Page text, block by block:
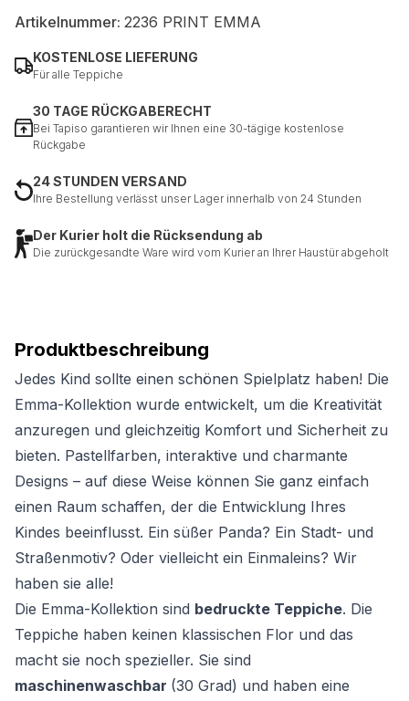
Produktbeschreibung
Jedes Kind sollte einen schönen Spielplatz haben! Die
Emma-Kollektion wurde entwickelt, um die Kreativität
anzuregen und gleichzeitig Komfort und Sicherheit zu
bieten. Pastellfarben, interaktive und charmante
Designs – auf diese Weise können Sie ganz einfach
einen Raum schaffen, der die Entwicklung Ihres
Kindes beeinflusst. Ein süßer Panda? Ein Stadt- und
Straßenmotiv? Oder vielleicht ein Einmaleins? Wir
haben sie alle!
Die Emma-Kollektion sind bedruckte Teppiche. Die
Teppiche haben keinen klassischen Flor und das
macht sie noch spezieller. Sie sind
maschinenwaschbar (30 Grad) und haben eine
Artikelnummer: 2236 PRINT EMMA
KOSTENLOSE LIEFERUNG
Für alle Teppiche
30 TAGE RÜCKGABERECHT
Bei Tapiso garantieren wir Ihnen eine 30-tägige kostenlose
Rückgabe
24 STUNDEN VERSAND
Ihre Bestellung verlässt unser Lager innerhalb von 24 Stunden
Der Kurier holt die Rücksendung ab
Die zurückgesandte Ware wird vom Kurier an Ihrer Haustür abgeholt